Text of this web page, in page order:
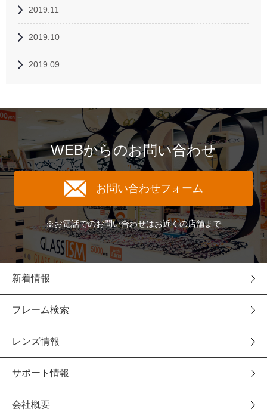
2019.11
2019.10
2019.09
WEBからのお問い合わせ
お問い合わせフォーム
※お電話でのお問い合わせはお近くの店舗まで
新着情報
フレーム検索
レンズ情報
サポート情報
会社概要